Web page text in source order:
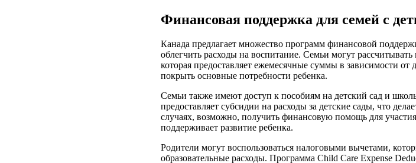
Финансовая поддержка для семей с
Канада предлагает множество программ финансовой
облегчить расходы на воспитание. Семьи могут
которая предоставляет ежемесячные суммы в зависимости
покрыть основные потребности ребенка.
Семьи также имеют доступ к пособиям на детский сад и
предоставляет субсидии на расходы за детские сады, что
случаях, возможно, получить финансовую помощь для
поддерживает развитие ребенка.
Родители могут воспользоваться налоговыми вычетами,
образовательные расходы. Программа Child Care Expense